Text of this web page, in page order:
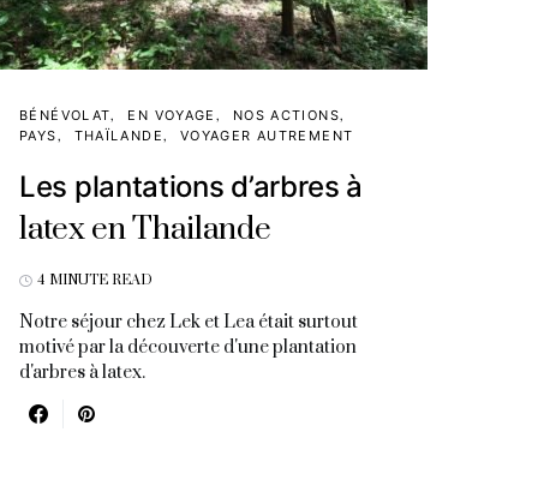
BÉNÉVOLAT EN VOYAGE
NOS ACTIONS
PAYS
THAÏLANDE VOYAGER AUTREMENT
Les plantations d’arbres à
latex en Thailande
4 MINUTE READ
Notre séjour chez Lek et Lea était surtout
motivé par la découverte d'une plantation
d'arbres à latex.